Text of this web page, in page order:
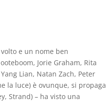
e un nome ben
Jorie Graham, Rita
Lian, Natan Zach, Peter
la luce) è ovunque, si propaga
Strand) – ha visto una